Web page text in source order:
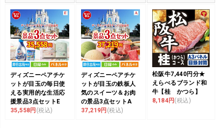
ディズニーペアチケ
ットが目玉の毎日使
える実用的な生活応
援景品3点セットE
35,558円 (税込)
ディズニーペアチケ
ットが目玉の鉄板人
気のスイーツ＆お肉
の景品3点セットA
37,219円 (税込)
松阪牛7,440円分★
えらべるブランド和
牛【桂 かつら】
8,184円(税込)